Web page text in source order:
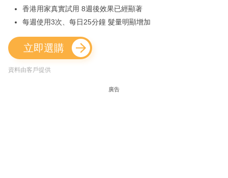
香港用家真實試用 8週後效果已經顯著
每週使用3次、每日25分鐘 髮量明顯增加
立即選購
資料由客戶提供
廣告